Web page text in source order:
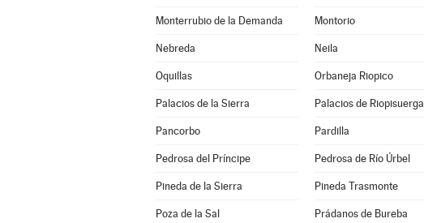
Monterrubio de la Demanda Montorio
Nebreda Neila
Oquillas Orbaneja Riopico
Palacios de la Sierra Palacios de Riopisuerga
Pancorbo Pardilla
Pedrosa del Príncipe Pedrosa de Río Úrbel
Pineda de la Sierra Pineda Trasmonte
Poza de la Sal Prádanos de Bureba